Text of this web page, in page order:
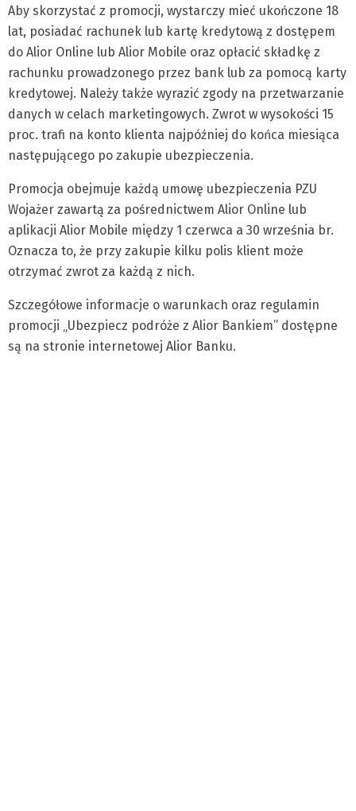
Aby skorzystać z promocji, wystarczy mieć ukończone 18
lat, posiadać rachunek lub kartę kredytową z dostępem
do Alior Online lub Alior Mobile oraz opłacić składkę z
rachunku prowadzonego przez bank lub za pomocą karty
kredytowej. Należy także wyrazić zgody na przetwarzanie
danych w celach marketingowych. Zwrot w wysokości 15
proc. trafi na konto klienta najpóźniej do końca miesiąca
następującego po zakupie ubezpieczenia.
Promocja obejmuje każdą umowę ubezpieczenia PZU
Wojażer zawartą za pośrednictwem Alior Online lub
aplikacji Alior Mobile między 1 czerwca a 30 września br.
Oznacza to, że przy zakupie kilku polis klient może
otrzymać zwrot za każdą z nich.
Szczegółowe informacje o warunkach oraz regulamin
promocji „Ubezpiecz podróże z Alior Bankiem” dostępne
są na stronie internetowej Alior Banku.